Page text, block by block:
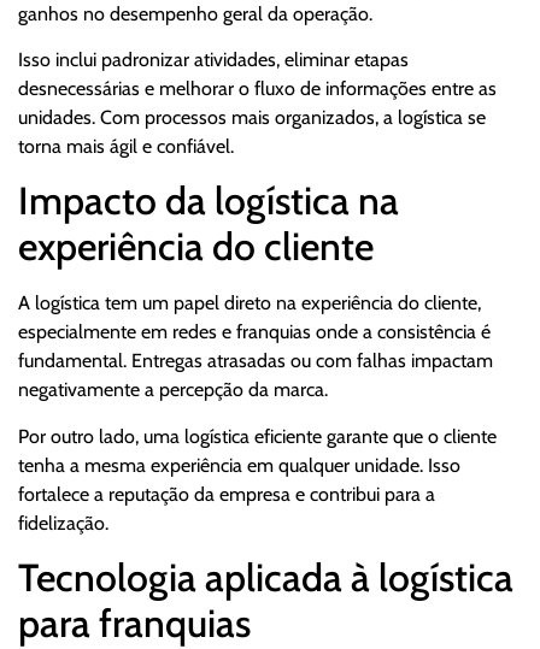
ganhos no desempenho geral da operação.
Isso inclui padronizar atividades, eliminar etapas
desnecessárias e melhorar o fluxo de informações entre as
unidades. Com processos mais organizados, a logística se
torna mais ágil e confiável.
Impacto da logística na
experiência do cliente
A logística tem um papel direto na experiência do cliente,
especialmente em redes e franquias onde a consistência é
fundamental. Entregas atrasadas ou com falhas impactam
negativamente a percepção da marca.
Por outro lado, uma logística eficiente garante que o cliente
tenha a mesma experiência em qualquer unidade. Isso
fortalece a reputação da empresa e contribui para a
fidelização.
Tecnologia aplicada à logística
para franquias